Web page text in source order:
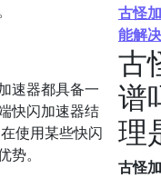
速器都具备一
快闪加速器结
使用某些快闪
。
古怪
能解
古
谱
理
古怪